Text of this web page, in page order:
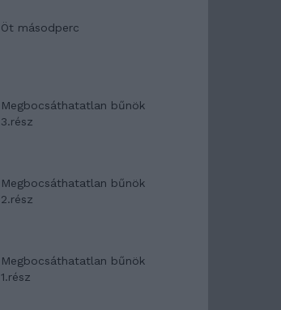
Öt másodperc
Megbocsáthatatlan bűnök
3.rész
Megbocsáthatatlan bűnök
2.rész
Megbocsáthatatlan bűnök
1.rész